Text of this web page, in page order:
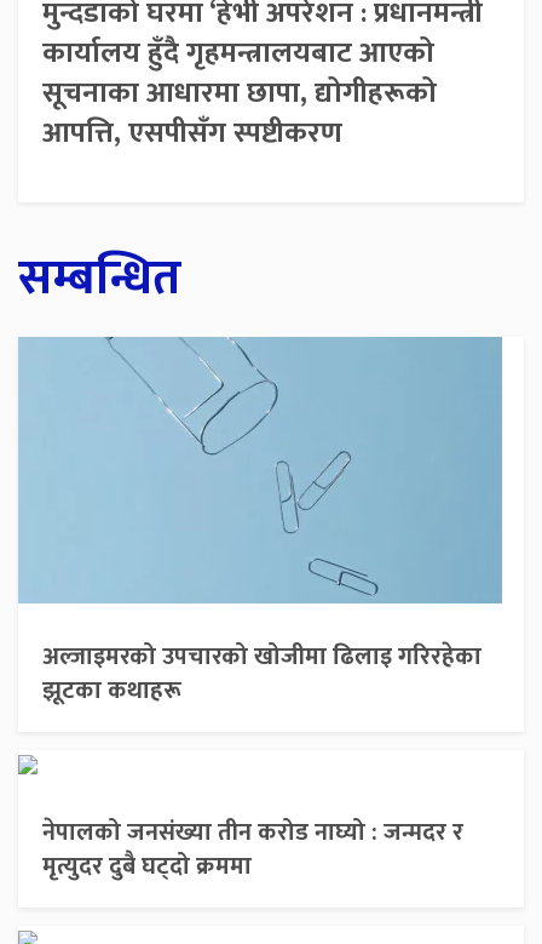
मुन्दडाको घरमा ‘हेभी अपरेशन : प्रधानमन्त्री
कार्यालय हुँदै गृहमन्त्रालयबाट आएको
सूचनाका आधारमा छापा, द्योगीहरूको
आपत्ति, एसपीसँग स्पष्टीकरण
सम्बन्धित
अल्जाइमरको उपचारको खोजीमा ढिलाइ गरिरहेका
झूटका कथाहरू
नेपालको जनसंख्या तीन करोड नाघ्यो : जन्मदर र
मृत्युदर दुबै घट्दो क्रममा